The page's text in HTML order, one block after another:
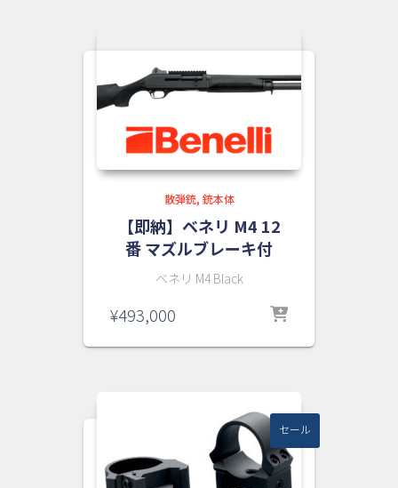
散弾銃 銃本体
【即納】ベネリ M4 12
番 マズルブレーキ付
ベネリ M4 Black
¥493,000
セール